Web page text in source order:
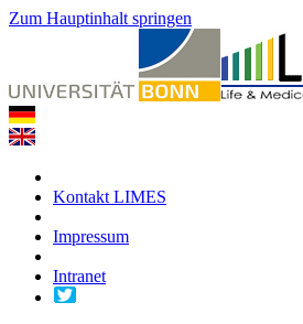
Zum Hauptinhalt springen
Kontakt LIMES
Impressum
Intranet